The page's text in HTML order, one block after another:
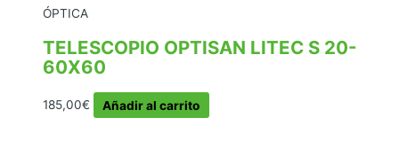
ÓPTICA
TELESCOPIO OPTISAN LITEC S 20-
60X60
185,00€ Añadir al carrito